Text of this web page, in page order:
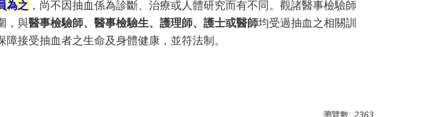
為之 ，尚不因抽血係為診斷、治療或人體研究而有不同。觀諸醫事檢驗師
，與醫事檢驗師、醫事檢驗生、護理師、護士或醫師均受過抽血之相關訓
接受抽血者之生命及身體健康，並符法制。
瀏覽數: 2363